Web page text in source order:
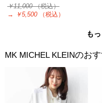
￥11,000（税込）
→
￥5,500 （税込）
も
MK MICHEL KLEINのお